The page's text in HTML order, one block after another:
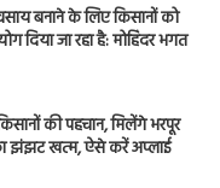
बनाने के लिए किसानों को
दिया जा रहा है: मोहिंदर भगत
की पहचान, मिलेंगे भरपूर
झंझट खत्म, ऐसे करें अप्लाई